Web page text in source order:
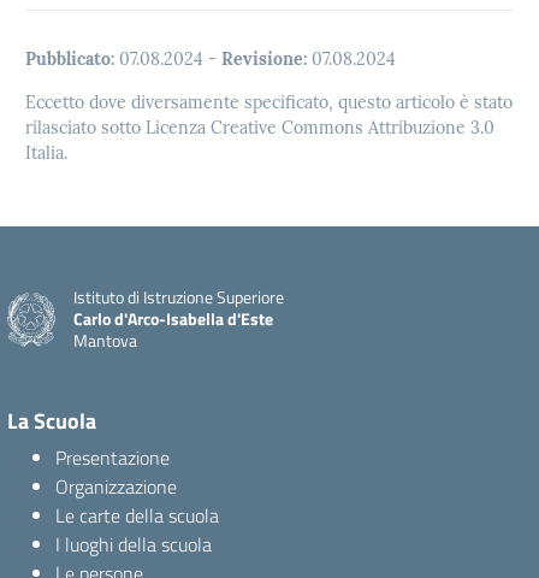
Pubblicato: 07.08.2024 - Revisione: 07.08.2024
Eccetto dove diversamente specificato, questo articolo è stato
rilasciato sotto Licenza Creative Commons Attribuzione 3.0
Italia.
Istituto di Istruzione Superiore
Carlo d'Arco-Isabella d'Este
Mantova
La Scuola
Presentazione
Organizzazione
Le carte della scuola
I luoghi della scuola